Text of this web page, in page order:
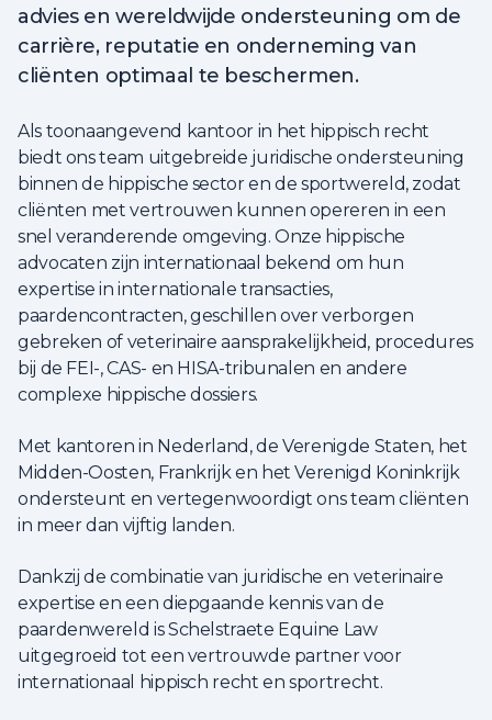
advies en wereldwijde ondersteuning om de
carrière, reputatie en onderneming van
cliënten optimaal te beschermen.
Als toonaangevend kantoor in het hippisch recht
biedt ons team uitgebreide juridische ondersteuning
binnen de hippische sector en de sportwereld, zodat
cliënten met vertrouwen kunnen opereren in een
snel veranderende omgeving. Onze hippische
advocaten zijn internationaal bekend om hun
expertise in internationale transacties,
paardencontracten, geschillen over verborgen
gebreken of veterinaire aansprakelijkheid, procedures
bij de FEI-, CAS- en HISA-tribunalen en andere
complexe hippische dossiers.
Met kantoren in Nederland, de Verenigde Staten, het
Midden-Oosten, Frankrijk en het Verenigd Koninkrijk
ondersteunt en vertegenwoordigt ons team cliënten
in meer dan vijftig landen.
Dankzij de combinatie van juridische en veterinaire
expertise en een diepgaande kennis van de
paardenwereld is Schelstraete Equine Law
uitgegroeid tot een vertrouwde partner voor
internationaal hippisch recht en sportrecht.